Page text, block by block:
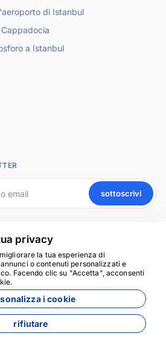
di Istanbul
a Istanbul
sottoscrivi
privacy
la tua esperienza di
o contenuti personalizzati e
Facendo clic su "Accetta", acconsenti
i cookie
rifiutare